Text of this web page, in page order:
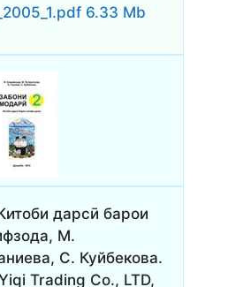
6.33 Mb
дарсӣ барои
М.
С. Куйбекова.
Trading Co., LTD,